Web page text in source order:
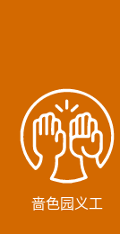
啬色园义工